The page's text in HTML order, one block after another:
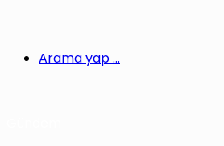
Arama yap ...